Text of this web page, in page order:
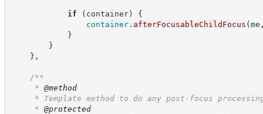
if ( container)
{
container. afterFocusableChildFocus (me
}
}
} ,
/**
* @method
* Template method to do any post-focus
* @protected